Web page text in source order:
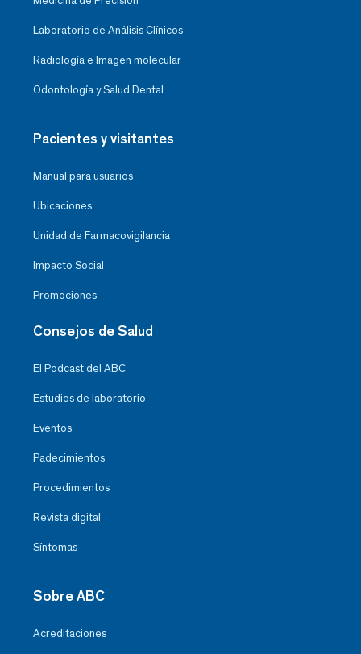
Laboratorio de Análisis Clínicos
Radiología e Imagen molecular
Odontología y Salud Dental
Pacientes y visitantes
Manual para usuarios
Ubicaciones
Unidad de Farmacovigilancia
Impacto Social
Promociones
Consejos de Salud
El Podcast del ABC
Estudios de laboratorio
Eventos
Padecimientos
Procedimientos
Revista digital
Síntomas
Sobre ABC
Acreditaciones